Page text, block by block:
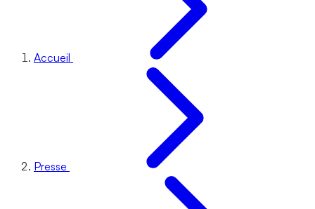
Accueil
Presse